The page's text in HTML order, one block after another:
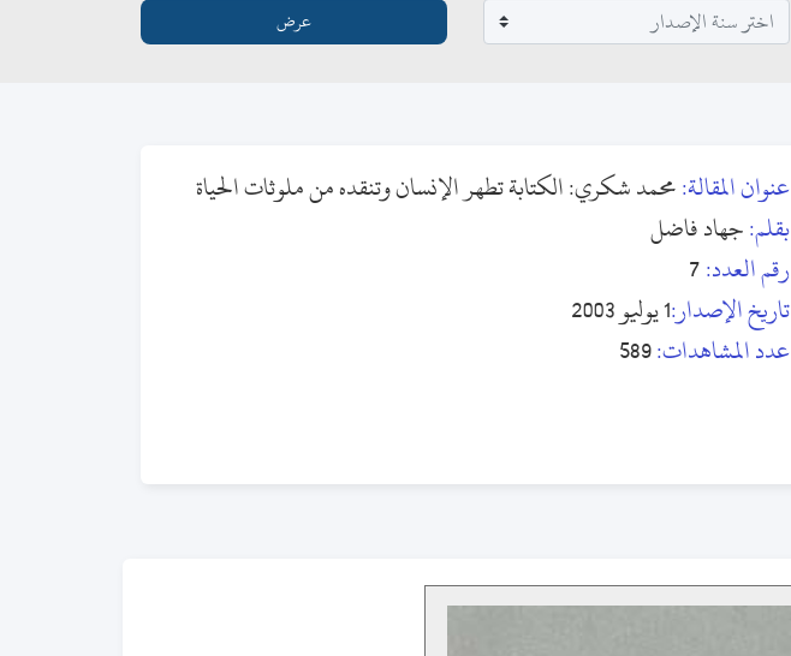
عنوان المقالة:محمد شكري: الكتابة تطهر الإنسان وتنقده من ملوثات الحياة
بقلم:جهاد فاضل
رقم العدد:7
تاريخ الإصدار:1 يوليو 2003
عدد المشاهدات:589